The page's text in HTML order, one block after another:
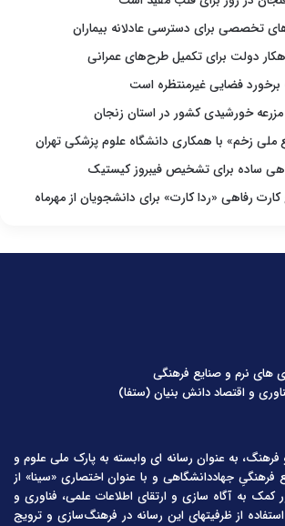
تخصصی برای دسترسی عادلانه بیماران
دولت برای تکمیل طرح‌های عمرانی
برخورد فضایی غیرمنتظره است
مزرعه خورشیدی کشور در استان زنجان
ملی زخم» با همکاری دانشگاه علوم پزشکی تهران
ساده برای تشخیص فیبروز کیستیک
رفاهی «ردا کارت» برای دانشجویان از مهرماه
های نرم و صنایع فرهنگی
و اقتصاد دانش بنیان (ستفا)
فرهنگ، به عنوان رسانه ای وابسته به پارک ملی علوم و
فرهنگیِ جهاددانشگاهی و با عنوان اختصاری «سینا» از
به منظور کمک به آگاه سازی و ارتقای اطلاعات علمی، فناوری و
از ظرفیتهای این رسانه در فرهنگ‌سازی و ترویج